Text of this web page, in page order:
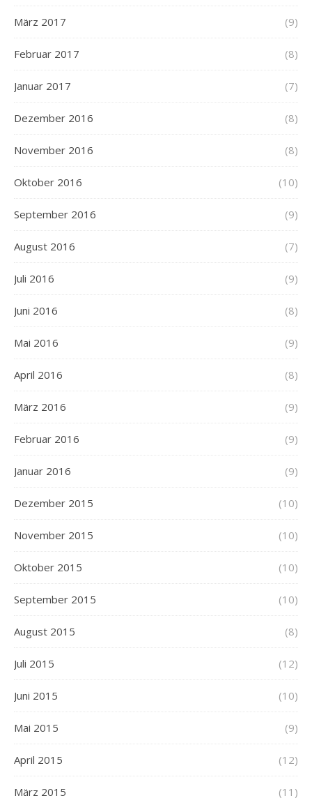
März 2017 (9)
Februar 2017 (8)
Januar 2017 (7)
Dezember 2016 (8)
November 2016 (8)
Oktober 2016 (10)
September 2016 (9)
August 2016 (7)
Juli 2016 (9)
Juni 2016 (8)
Mai 2016 (9)
April 2016 (8)
März 2016 (9)
Februar 2016 (9)
Januar 2016 (9)
Dezember 2015 (10)
November 2015 (10)
Oktober 2015 (10)
September 2015 (10)
August 2015 (8)
Juli 2015 (12)
Juni 2015 (10)
Mai 2015 (9)
April 2015 (12)
März 2015 (11)